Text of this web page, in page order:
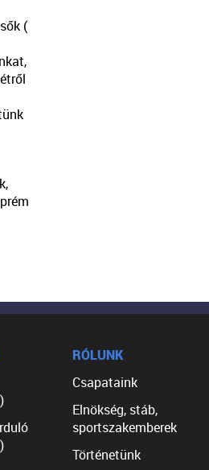
(
RÓLUNK
Csapataink
Elnökség, stáb,
sportszakemberek
Történetünk